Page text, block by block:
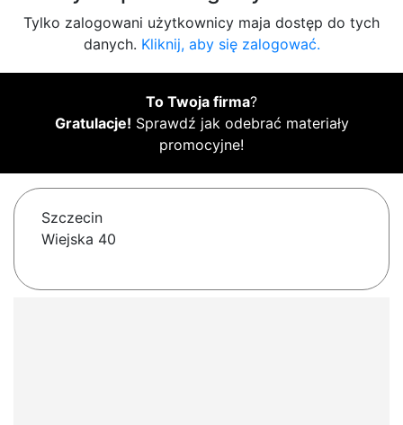
Tylko zalogowani użytkownicy maja dostęp do tych
danych. Kliknij, aby się zalogować.
To Twoja firma?
Gratulacje! Sprawdź jak odebrać materiały
promocyjne!
Szczecin
Wiejska 40